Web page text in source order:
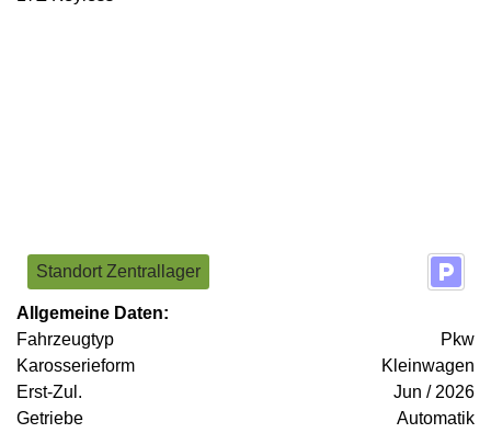
Standort Zentrallager
Allgemeine Daten:
Fahrzeugtyp
Pkw
Karosserieform
Kleinwagen
Erst-Zul.
Jun / 2026
Getriebe
Automatik